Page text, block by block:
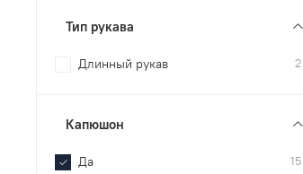
Тип рукава
Длинный рукав 2
Капюшон
Да 15